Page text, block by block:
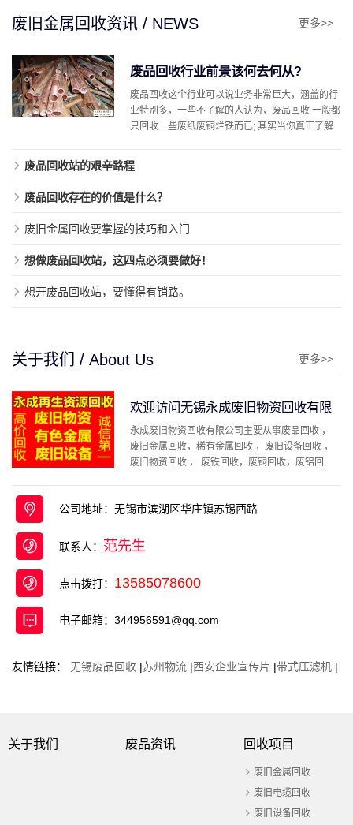
废旧金属回收资讯 / NEWS 更多>>
废品回收行业前景该何去何从?
废品回收这个行业可以说业务非常巨大，涵盖的行
业特别多，一些不了解的人认为，废品回收 一般都
只回收一些废纸废铜烂铁而已; 其实当你真正了解
废品回收站的艰辛路程
废品回收存在的价值是什么？
废旧金属回收要掌握的技巧和入门
想做废品回收站，这四点必须要做好！
想开废品回收站，要懂得有销路。
关于我们 / About Us 更多>>
欢迎访问无锡永成废旧物资回收有限
公司
永成废旧物资回收有限公司主要从事废品回收 ，
废旧金属回收，稀有金属回收 ，废旧设备回收 ，
废旧物资回收 ， 废铁回收，废铜回收，废铝回
公司地址：无锡市滨湖区华庄镇苏锡西路
联系人： 范先生
点击拨打： 13585078600
电子邮箱：344956591@qq.com
友情链接： 无锡废品回收 |苏州物流 |西安企业宣传片 |带式压滤机 |
关于我们 废品资讯 回收项目
废旧金属回收
废旧电缆回收
废旧设备回收